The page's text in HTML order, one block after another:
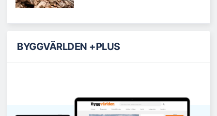
BYGGVÄRLDEN +PLUS